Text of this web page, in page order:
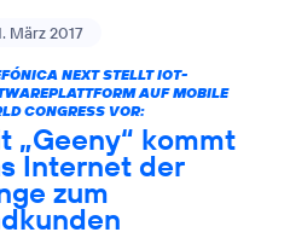
März 2017
NEXT STELLT IOT-
AUF MOBILE
CONGRESS VOR:
„Geeny“ kommt
Internet der
zum